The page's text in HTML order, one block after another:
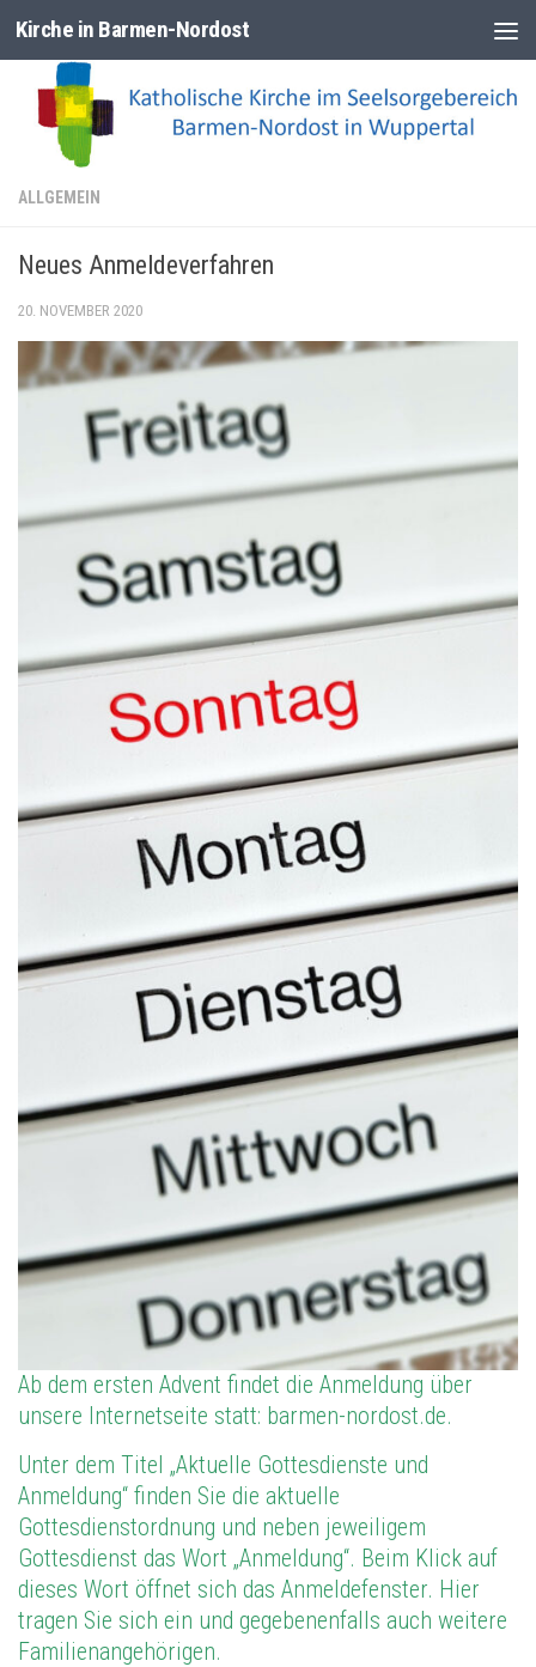
Zum Inhalt springen
Kirche in Barmen-Nordost
ALLGEMEIN
Neues Anmeldeverfahren
20. NOVEMBER 2020
Ab dem ersten Advent findet die Anmeldung über
unsere Internetseite statt: barmen-nordost.de.
Unter dem Titel „Aktuelle Gottesdienste und
Anmeldung“ finden Sie die aktuelle
Gottesdienstordnung und neben jeweiligem
Gottesdienst das Wort „Anmeldung“. Beim Klick auf
dieses Wort öffnet sich das Anmeldefenster. Hier
tragen Sie sich ein und gegebenenfalls auch weitere
Familienangehörigen.